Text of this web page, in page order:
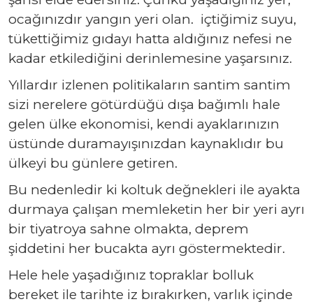
ocağınızdır yangın yeri olan. içtiğimiz suyu,
tükettiğimiz gıdayı hatta aldığınız nefesi ne
kadar etkilediğini derinlemesine yaşarsınız.
Yıllardır izlenen politikaların santim santim
sizi nerelere götürdüğü dışa bağımlı hale
gelen ülke ekonomisi, kendi ayaklarınızın
üstünde duramayışınızdan kaynaklıdır bu
ülkeyi bu günlere getiren.
Bu nedenledir ki koltuk değnekleri ile ayakta
durmaya çalışan memleketin her bir yeri ayrı
bir tiyatroya sahne olmakta, deprem
şiddetini her bucakta ayrı göstermektedir.
Hele hele yaşadığınız topraklar bolluk
bereket ile tarihte iz bırakırken, varlık içinde